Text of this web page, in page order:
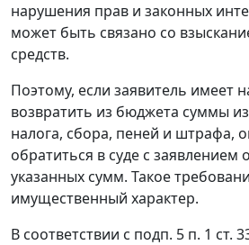
нарушения прав и законных
может быть связано со
средств.
Поэтому, если заявитель имеет
возвратить из бюджета суммы
налога, сбора, пеней и штрафа,
обратиться в суде с заявлением
указанных сумм. Такое
имущественный характер.
В соответствии с подп. 5 п. 1 ст.